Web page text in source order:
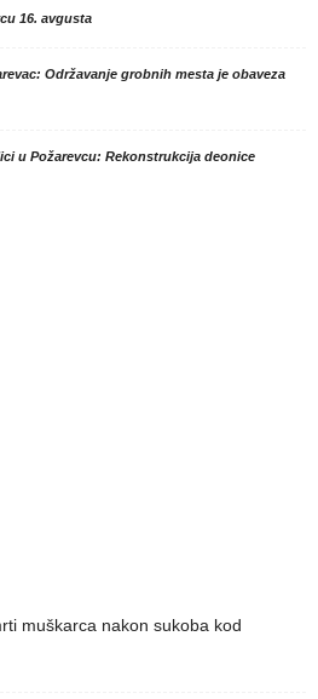
16. avgusta
Održavanje grobnih mesta je obaveza
u Požarevcu: Rekonstrukcija deonice
muškarca nakon sukoba kod